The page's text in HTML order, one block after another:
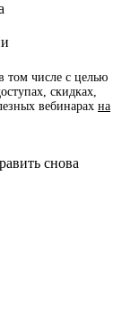
том числе с целью
скидках,
вебинарах на
снова